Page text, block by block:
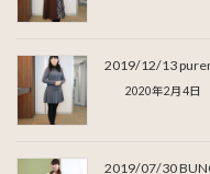
2019/12/13
2020年2月4日
2019/07/30